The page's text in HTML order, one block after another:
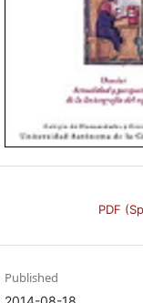
PDF
Published